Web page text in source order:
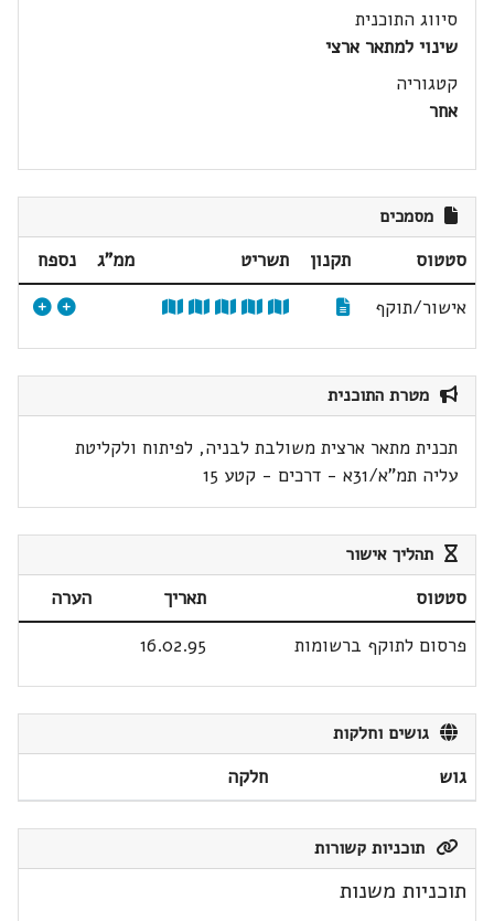
סיווג התוכנית
שינוי למתאר ארצי
קטגוריה
אחר
מסמכים
סטטוס תקנון תשריט ממ"ג
נספח
אישור/תוקף
מטרת התוכנית
תכנית מתאר ארצית משולבת לבניה, לפיתוח ולקליטת
עליה תמ"א/31א - דרכים - קטע 15
תהליך אישור
סטטוס תאריך
הערה
פרסום לתוקף ברשומות
16.02.95
גושים וחלקות
גוש חלקה
תוכניות קשורות
תוכניות משנות